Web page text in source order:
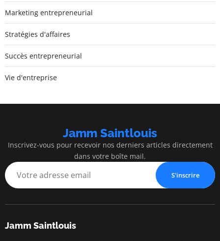
Marketing entrepreneurial
Stratégies d'affaires
Succès entrepreneurial
Vie d'entreprise
Jamm Saintlouis
Inscrivez-vous pour recevoir nos derniers articles directement
dans votre boîte mail.
S'inscrire
Jamm Saintlouis